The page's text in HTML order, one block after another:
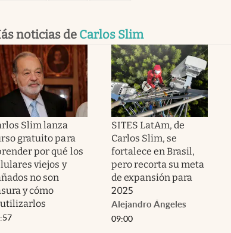
noticias de Carlos Slim
Slim lanza
gratuito para
por qué los
viejos y
no son
y cómo
SITES LatAm, de
Carlos Slim, se
fortalece en Brasil,
pero recorta su meta
de expansión para
2025
Alejandro Ángeles
09:00